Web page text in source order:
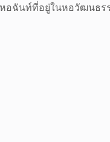
อฉันท์ที่อยู่ในหอวัฒนธร